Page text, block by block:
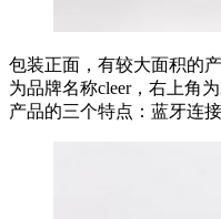
包装正面，有较大面积的
为品牌名称cleer，右上角
产品的三个特点：蓝牙连